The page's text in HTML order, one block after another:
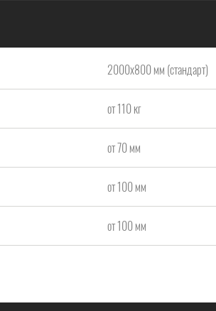
2000x800 мм (стандарт)
от 110 кг
от 70 мм
от 100 мм
от 100 мм